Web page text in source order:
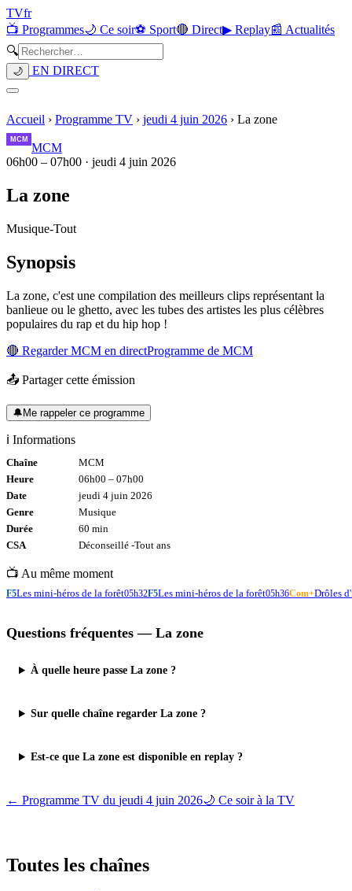
TVfr
📺 Programmes🌙 Ce soir⚽ Sport🔴 Direct▶ Replay📰 Actualités
🔍
🌙 EN DIRECT
Accueil › Programme TV › jeudi 4 juin 2026 › La zone
MCM
06h00 – 07h00 · jeudi 4 juin 2026
La zone
Musique-Tout
Synopsis
La zone, c'est une compilation des meilleurs clips représentant la
banlieue ou le ghetto, avec les tubes des artistes les plus célèbres
populaires du rap et du hip hop !
🔴 RegarderMCM en directProgramme de MCM
📤 Partager cette émission
🔔Me rappeler ce programme
ℹ️ Informations
Chaîne
MCM
Heure
06h00 – 07h00
Date
jeudi 4 juin 2026
Genre
Musique
Durée
60 min
CSA
Déconseillé -Tout ans
📺 Au même moment
F5Les mini-héros de la forêt05h32F5Les mini-héros de la forêt05h36Com+Drôles
Questions fréquentes — La zone
À quelle heure passe La zone ?
Sur quelle chaîne regarder La zone ?
Est-ce que La zone est disponible en replay ?
← Programme TV du jeudi 4 juin 2026🌙 Ce soir à la TV
Toutes les chaînes